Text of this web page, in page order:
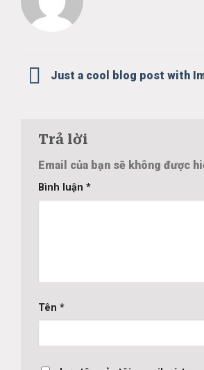
Just a cool blog post with
Trả lời
Email của bạn sẽ không được
Bình luận *
Tên *